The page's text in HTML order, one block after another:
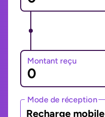
Montant reçu
Mode de réception
Recharge mobile